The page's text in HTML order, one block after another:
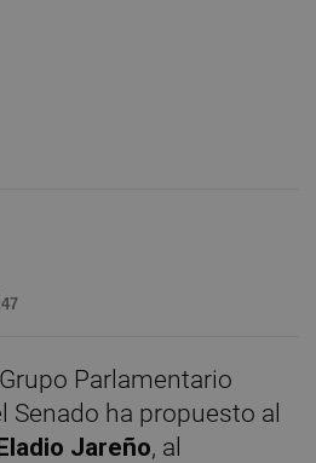
Parlamentario
Senado ha propuesto al
Jareño, al